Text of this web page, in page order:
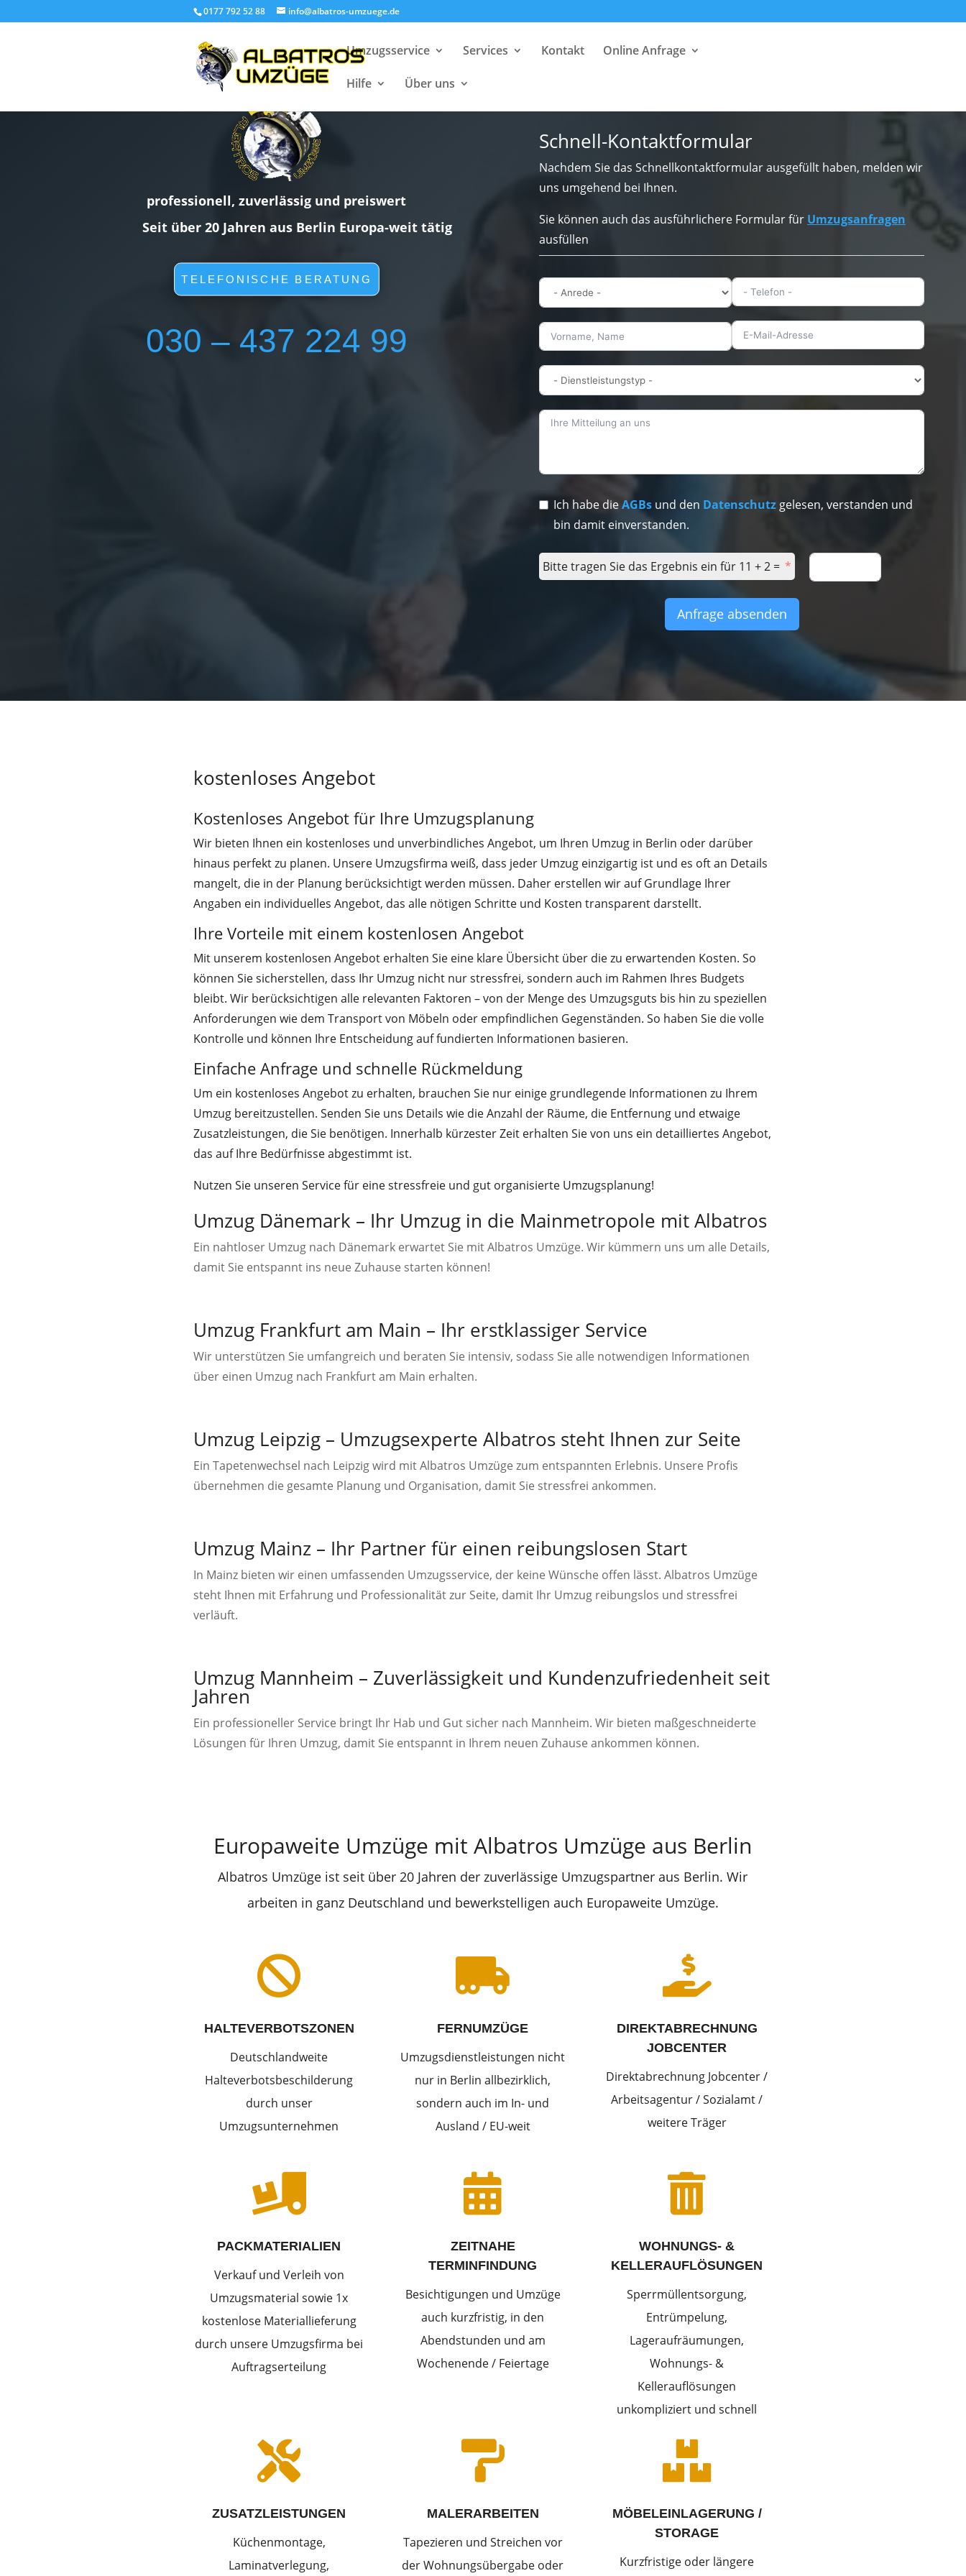
0177 792 52 88 info@albatros-umzuege.de
Umzugsservice Services Kontakt Online Anfrage
Hilfe Über uns
professionell, zuverlässig und preiswert
Seit über 20 Jahren aus Berlin Europa-weit tätig
TELEFONISCHE BERATUNG
030 – 437 224 99
Schnell-Kontaktformular
Nachdem Sie das Schnellkontaktformular ausgefüllt haben, melden wir
uns umgehend bei Ihnen.
Sie können auch das ausführlichere Formular für Umzugsanfragen
ausfüllen
Ich habe dieAGBs und den Datenschutz gelesen, verstanden und
bin damit einverstanden.
Bitte tragen Sie das Ergebnis ein für 11 + 2 =
Anfrage absenden
kostenloses Angebot
Kostenloses Angebot für Ihre Umzugsplanung
Wir bieten Ihnen ein kostenloses und unverbindliches Angebot, um Ihren Umzug in Berlin oder darüber
hinaus perfekt zu planen. Unsere Umzugsfirma weiß, dass jeder Umzug einzigartig ist und es oft an Details
mangelt, die in der Planung berücksichtigt werden müssen. Daher erstellen wir auf Grundlage Ihrer
Angaben ein individuelles Angebot, das alle nötigen Schritte und Kosten transparent darstellt.
Ihre Vorteile mit einem kostenlosen Angebot
Mit unserem kostenlosen Angebot erhalten Sie eine klare Übersicht über die zu erwartenden Kosten. So
können Sie sicherstellen, dass Ihr Umzug nicht nur stressfrei, sondern auch im Rahmen Ihres Budgets
bleibt. Wir berücksichtigen alle relevanten Faktoren – von der Menge des Umzugsguts bis hin zu speziellen
Anforderungen wie dem Transport von Möbeln oder empfindlichen Gegenständen. So haben Sie die volle
Kontrolle und können Ihre Entscheidung auf fundierten Informationen basieren.
Einfache Anfrage und schnelle Rückmeldung
Um ein kostenloses Angebot zu erhalten, brauchen Sie nur einige grundlegende Informationen zu Ihrem
Umzug bereitzustellen. Senden Sie uns Details wie die Anzahl der Räume, die Entfernung und etwaige
Zusatzleistungen, die Sie benötigen. Innerhalb kürzester Zeit erhalten Sie von uns ein detailliertes Angebot,
das auf Ihre Bedürfnisse abgestimmt ist.
Nutzen Sie unseren Service für eine stressfreie und gut organisierte Umzugsplanung!
Umzug Dänemark – Ihr Umzug in die Mainmetropole mit Albatros
Ein nahtloser Umzug nach Dänemark erwartet Sie mit Albatros Umzüge. Wir kümmern uns um alle Details,
damit Sie entspannt ins neue Zuhause starten können!
Umzug Frankfurt am Main – Ihr erstklassiger Service
Wir unterstützen Sie umfangreich und beraten Sie intensiv, sodass Sie alle notwendigen Informationen
über einen Umzug nach Frankfurt am Main erhalten.
Umzug Leipzig – Umzugsexperte Albatros steht Ihnen zur Seite
Ein Tapetenwechsel nach Leipzig wird mit Albatros Umzüge zum entspannten Erlebnis. Unsere Profis
übernehmen die gesamte Planung und Organisation, damit Sie stressfrei ankommen.
Umzug Mainz – Ihr Partner für einen reibungslosen Start
In Mainz bieten wir einen umfassenden Umzugsservice, der keine Wünsche offen lässt. Albatros Umzüge
steht Ihnen mit Erfahrung und Professionalität zur Seite, damit Ihr Umzug reibungslos und stressfrei
verläuft.
Umzug Mannheim – Zuverlässigkeit und Kundenzufriedenheit seit
Jahren
Ein professioneller Service bringt Ihr Hab und Gut sicher nach Mannheim. Wir bieten maßgeschneiderte
Lösungen für Ihren Umzug, damit Sie entspannt in Ihrem neuen Zuhause ankommen können.
Europaweite Umzüge mit Albatros Umzüge aus Berlin
Albatros Umzüge ist seit über 20 Jahren der zuverlässige Umzugspartner aus Berlin. Wir
arbeiten in ganz Deutschland und bewerkstelligen auch Europaweite Umzüge.

HALTEVERBOTSZONEN
Deutschlandweite
Halteverbotsbeschilderung
durch unser
Umzugsunternehmen

FERNUMZÜGE
Umzugsdienstleistungen nicht
nur in Berlin allbezirklich,
sondern auch im In- und
Ausland / EU-weit

DIREKTABRECHNUNG
JOBCENTER
Direktabrechnung Jobcenter /
Arbeitsagentur / Sozialamt /
weitere Träger

PACKMATERIALIEN
Verkauf und Verleih von
Umzugsmaterial sowie 1x
kostenlose Materiallieferung
durch unsere Umzugsfirma bei
Auftragserteilung

ZEITNAHE
TERMINFINDUNG
Besichtigungen und Umzüge
auch kurzfristig, in den
Abendstunden und am
Wochenende / Feiertage

WOHNUNGS- &
KELLERAUFLÖSUNGEN
Sperrmüllentsorgung,
Entrümpelung,
Lageraufräumungen,
Wohnungs- &
Kellerauflösungen
unkompliziert und schnell

ZUSATZLEISTUNGEN
Küchenmontage,
Laminatverlegung,

MALERARBEITEN
Tapezieren und Streichen vor
der Wohnungsübergabe oder

MÖBELEINLAGERUNG /
STORAGE
Kurzfristige oder längere